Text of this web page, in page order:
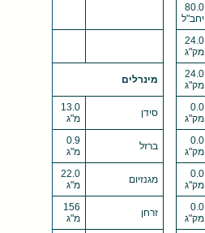
80.0
יחב"ל
24.0
מק"ג
24.0
מק"ג
מינרלים
0.0
מק"ג
סידן
13.0
מ"ג
0.0
מק"ג
ברזל
0.9
מ"ג
0.0
מק"ג
מגנזיום
22.0
מ"ג
0.0
מק"ג
זרחן
156
מ"ג